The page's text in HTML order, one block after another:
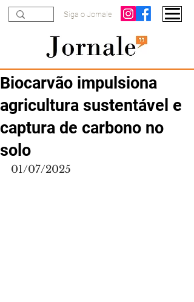
Siga o Jornale
Biocarvão impulsiona
agricultura sustentável e
captura de carbono no
solo
01/07/2025